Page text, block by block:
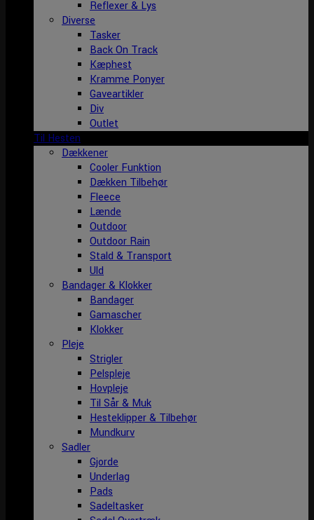
Reflexer & Lys
Diverse
Tasker
Back On Track
Kæphest
Kramme Ponyer
Gaveartikler
Div
Outlet
Til Hesten
Dækkener
Cooler Funktion
Dækken Tilbehør
Fleece
Lænde
Outdoor
Outdoor Rain
Stald & Transport
Uld
Bandager & Klokker
Bandager
Gamascher
Klokker
Pleje
Strigler
Pelspleje
Hovpleje
Til Sår & Muk
Hesteklipper & Tilbehør
Mundkurv
Sadler
Gjorde
Underlag
Pads
Sadeltasker